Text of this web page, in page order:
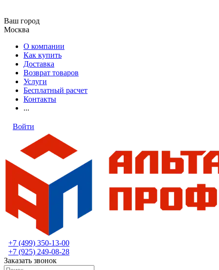
Ваш город
Москва
О компании
Как купить
Доставка
Возврат товаров
Услуги
Бесплатный расчет
Контакты
...
Войти
+7 (499) 350-13-00
+7 (925) 249-08-28
Заказать звонок